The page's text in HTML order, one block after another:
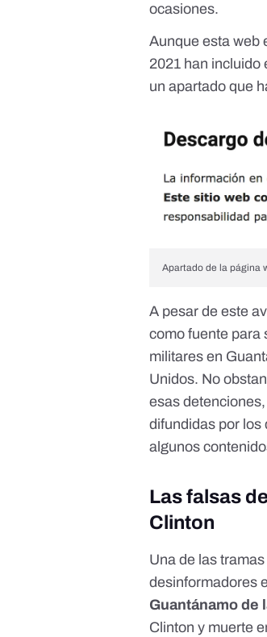
ocasiones.
Aunque esta web
2021 han incluido
un apartado que
Apartado de la página
A pesar de este
como fuente para
militares en
Unidos. No
esas
difundidas por los
algunos
Las falsas
Clinton
Una de las
desinformadores
Guantánamo de
Clinton y muerte